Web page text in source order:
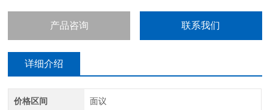
产品咨询 联系我们
详细介绍
价格区间 面议